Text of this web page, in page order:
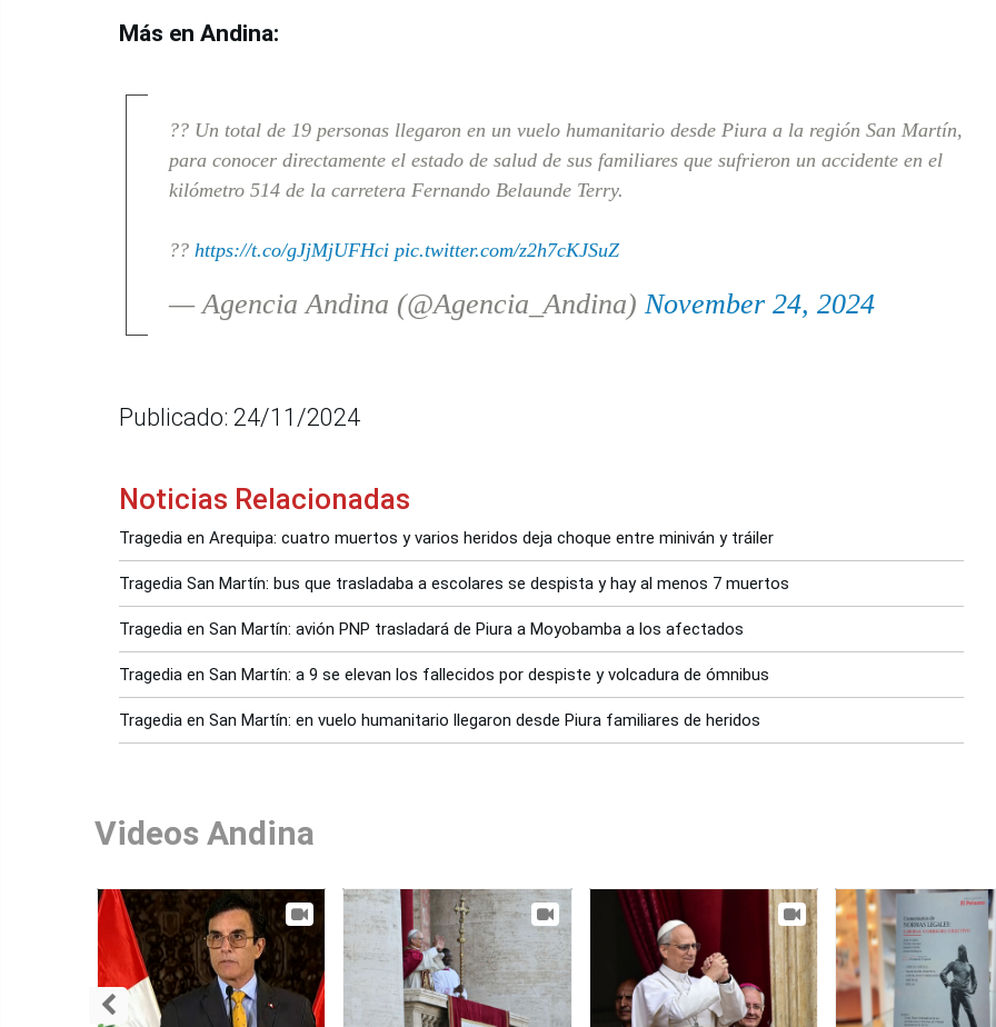
Más en Andina:
?? Un total de 19 personas llegaron en un vuelo humanitario desde Piura a la región San Martín,
para conocer directamente el estado de salud de sus familiares que sufrieron un accidente en el
kilómetro 514 de la carretera Fernando Belaunde Terry.
?? https://t.co/gJjMjUFHci pic.twitter.com/z2h7cKJSuZ
— Agencia Andina (@Agencia_Andina) November 24, 2024
Publicado: 24/11/2024
Noticias Relacionadas
Tragedia en Arequipa: cuatro muertos y varios heridos deja choque entre miniván y tráiler
Tragedia San Martín: bus que trasladaba a escolares se despista y hay al menos 7 muertos
Tragedia en San Martín: avión PNP trasladará de Piura a Moyobamba a los afectados
Tragedia en San Martín: a 9 se elevan los fallecidos por despiste y volcadura de ómnibus
Tragedia en San Martín: en vuelo humanitario llegaron desde Piura familiares de heridos
Videos Andina